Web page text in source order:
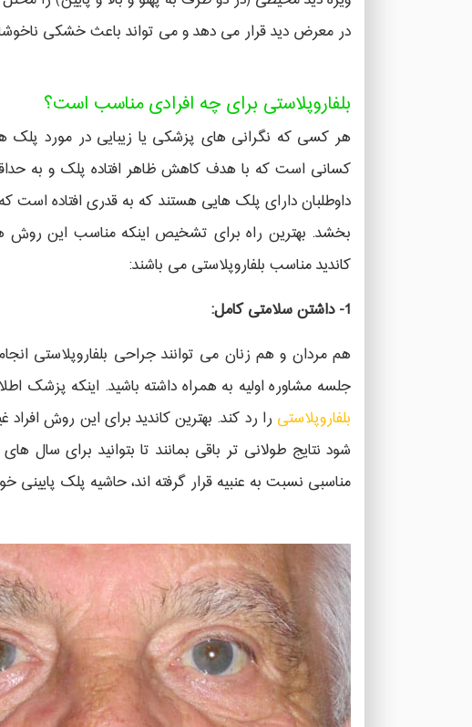
در معرض دید قرار می دهد و می تواند باعث خشکی
بلفاروپلاستی برای چه افرادی مناسب است؟
هر کسی که نگرانی های پزشکی یا زیبایی در مورد پلک
کسانی است که با هدف کاهش ظاهر افتاده پلک و به
داوطلبان دارای پلک هایی هستند که به قدری افتاده است
بخشد. بهترین راه برای تشخیص اینکه مناسب این روش
کاندید مناسب بلفاروپلاستی می باشند:
1- داشتن سلامتی کامل:
هم مردان و هم زنان می توانند جراحی بلفاروپلاستی
جلسه مشاوره اولیه به همراه داشته باشید. اینکه پزشک
بلفاروپلاستی را رد کند. بهترین کاندید برای این روش
شود نتایج طولانی تر باقی بمانند تا بتوانید برای سال
مناسبی نسبت به عنبیه قرار گرفته اند، حاشیه پلک